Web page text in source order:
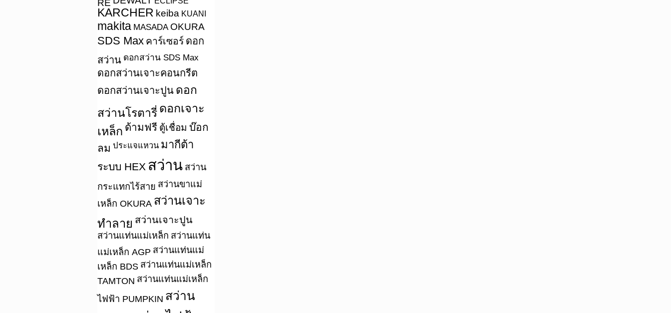
KARCHER keiba KUANI
makita MASADA OKURA
SDS Max คาร์เซอร์ ดอก
สว่าน ดอกสว่าน SDS Max
ดอกสว่านเจาะคอนกรีต
ดอกสว่านเจาะปูน ดอก
สว่านโรตารี่ ดอกเจาะ
เหล็ก ด้ามฟรี ตู้เชื่อม บ๊อก
ลม ประแจแหวน มากีต้า
ระบบ HEX สว่าน สว่าน
กระแทกไร้สาย สว่านขาแม่
เหล็ก OKURA สว่านเจาะ
ทำลาย สว่านเจาะปูน
สว่านแท่นแม่เหล็ก สว่านแท่น
แม่เหล็ก AGP สว่านแท่นแม่
เหล็ก BDS สว่านแท่นแม่เหล็ก
TAMTON สว่านแท่นแม่เหล็ก
ไฟฟ้า PUMPKIN สว่าน